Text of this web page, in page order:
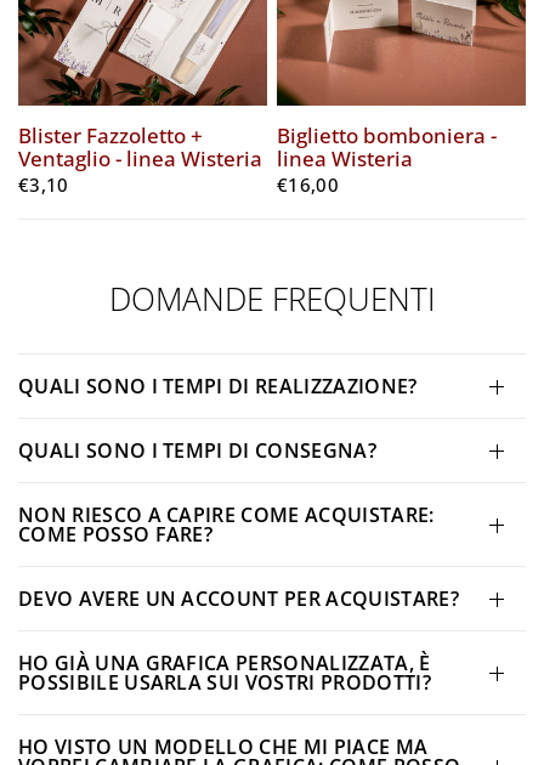
Blister Fazzoletto +
Ventaglio - linea Wisteria
€3,10
Biglietto bomboniera -
linea Wisteria
€16,00
DOMANDE FREQUENTI
QUALI SONO I TEMPI DI REALIZZAZIONE?
QUALI SONO I TEMPI DI CONSEGNA?
NON RIESCO A CAPIRE COME ACQUISTARE:
COME POSSO FARE?
DEVO AVERE UN ACCOUNT PER ACQUISTARE?
HO GIÀ UNA GRAFICA PERSONALIZZATA, È
POSSIBILE USARLA SUI VOSTRI PRODOTTI?
HO VISTO UN MODELLO CHE MI PIACE MA